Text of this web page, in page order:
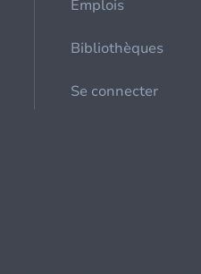
Emplois
Bibliothèques
Se connecter